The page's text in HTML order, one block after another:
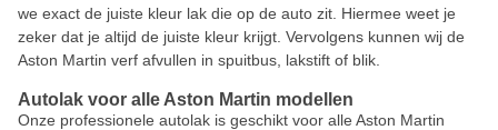
we exact de juiste kleur lak die op de auto zit. Hiermee weet je
zeker dat je altijd de juiste kleur krijgt. Vervolgens kunnen wij de
Aston Martin verf afvullen in spuitbus, lakstift of blik.
Autolak voor alle Aston Martin modellen
Onze professionele autolak is geschikt voor alle Aston Martin